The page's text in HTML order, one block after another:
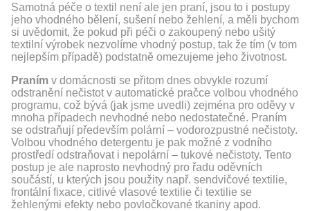
Samotná péče o textil není ale jen praní, jsou to i postupy
jeho vhodného bělení, sušení nebo žehlení, a měli bychom
si uvědomit, že pokud při péči o zakoupený nebo ušitý
textilní výrobek nezvolíme vhodný postup, tak že tím (v tom
nejlepším případě) podstatně omezujeme jeho životnost.
Praním v domácnosti se přitom dnes obvykle rozumí
odstranění nečistot v automatické pračce volbou vhodného
programu, což bývá (jak jsme uvedli) zejména pro oděvy v
mnoha případech nevhodné nebo nedostatečné. Praním
se odstraňují především polární – vodorozpustné nečistoty.
Volbou vhodného detergentu je pak možné z vodního
prostředí odstraňovat i nepolární – tukové nečistoty. Tento
postup je ale naprosto nevhodný pro řadu oděvních
součástí, u kterých jsou použity např. sendvičové textilie,
frontální fixace, citlivé vlasové textilie či textilie se
žehlenými efekty nebo povločkované tkaniny apod.